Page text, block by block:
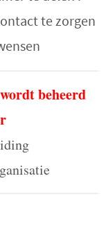
te zorgen
beheerd